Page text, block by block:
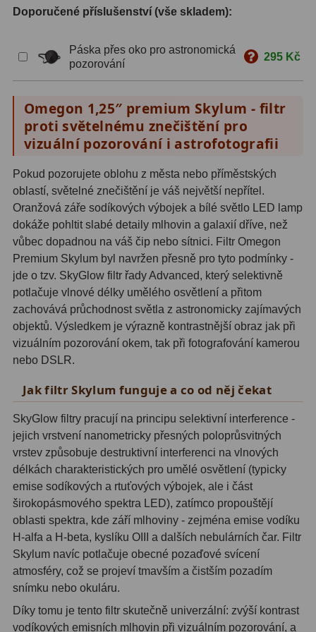
Speciální 1
Ostatní29
Barlow65
Filtry182
Měsíční a Polarizační24
Sluneční 44
CLS a UHC
Mlhovinové14
OIII3
Hβ4
SII 2
Planetární 6
Proti světelnému znečištění
Barevné66
AstroFoto284
Planetární kamery20
Deep-Sky kamery28
Guiding kamery14
Adaptéry projekční11
Doporučené příslušenství (vše skladem):
Páska přes oko pro astronomická
pozorování
295 Kč
Omegon 1,25″ premium Skylum - filtr
proti světelnému znečištění pro
vizuální pozorování i astrofotografii
Pokud pozorujete oblohu z města nebo příměstských
oblastí, světelné znečištění je váš největší nepřítel.
Oranžová záře sodíkových výbojek a bílé světlo LED lamp
dokáže pohltit slabé detaily mlhovin a galaxií dříve, než
vůbec dopadnou na váš čip nebo sítnici. Filtr Omegon
Premium Skylum byl navržen přesně pro tyto podmínky -
jde o tzv. SkyGlow filtr řady Advanced, který selektivně
potlačuje vlnové délky umělého osvětlení a přitom
zachovává průchodnost světla z astronomicky zajímavých
objektů. Výsledkem je výrazně kontrastnější obraz jak při
vizuálním pozorování okem, tak při fotografování kamerou
nebo DSLR.
Jak filtr Skylum funguje a co od něj čekat
SkyGlow filtry pracují na principu selektivní interference -
jejich vrstvení nanometricky přesných poloprůsvitných
vrstev způsobuje destruktivní interferenci na vlnových
délkách charakteristických pro umělé osvětlení (typicky
emise sodíkových a rtuťových výbojek, ale i část
širokopásmového spektra LED), zatímco propouštějí
oblasti spektra, kde září mlhoviny - zejména emise vodíku
H-alfa a H-beta, kyslíku OIII a dalších nebulárních čar. Filtr
Skylum navíc potlačuje obecné pozaďové svícení
atmosféry, což se projeví tmavším a čistším pozadím
snímku nebo okuláru.
Díky tomu je tento filtr skutečně univerzální: zvýší kontrast
vodíkových emisních mlhovin při vizuálním pozorování, a